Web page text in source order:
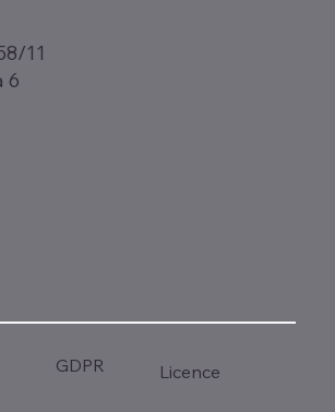
11
6
GDPR Licence